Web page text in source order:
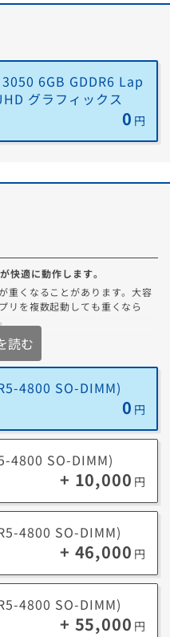
やバックグラウンドタスクを停
。
で偽装しているWebサイトをブ
続する際も、お客様のデバイ
イン活動と履歴を安全に保護し
ドインサイト等
6GB GDDR6 Lap
グラフィックス
0 円
快適に動作します。
重くなることがあります。大容
リを複数起動しても重くなら
ソフト（Excel/Wordなど）を
メ。
したり、クリエイティブ系の
画編集、写真編集など）を扱う
3Dモデリング、大規模なゲー
ナルな作業にオススメ。
のメモリが必要なタスクに最
読む
4800 SO-DIMM)
0 円
4800 SO-DIMM)
+ 10,000 円
4800 SO-DIMM)
+ 46,000 円
4800 SO-DIMM)
+ 55,000 円